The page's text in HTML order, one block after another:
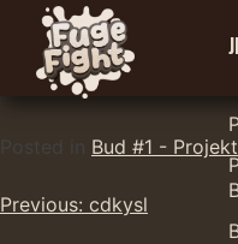
Skip
content
Posted in Bud #1 -
Indlægsnavigation
Previous: cdkysl